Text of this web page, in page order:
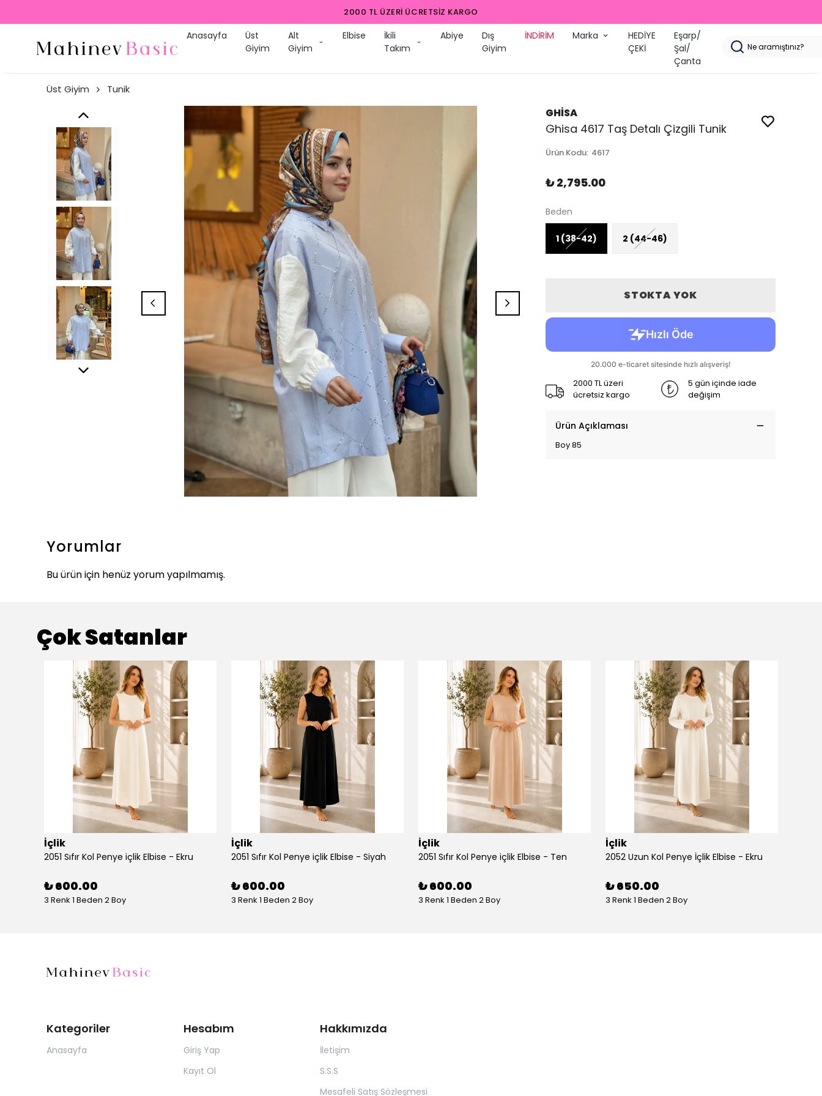
Anasayfa
Üst
Giyim
Alt
Giyim
Elbise
İkili
Takım
Abiye
Dış
Giyim
İNDİRİM Marka
HEDİYE
ÇEKİ
Eşarp/
Şal/
Çanta
Üst Giyim Tunik
GHİSA
Ghisa 4617 Taş Detalı Çizgili Tunik
Ürün Kodu: 4617
₺ 2,795.00
Beden
1 (38-42) 2 (44-46)
STOKTA YOK
2000 TL üzeri
ücretsiz kargo
5 gün içinde iade
değişim
Ürün Açıklaması
Boy 85
Yorumlar
Bu ürün için henüz yorum yapılmamış.
Çok Satanlar
İçlik
2051 Sıfır Kol Penye içlik Elbise - Ekru
₺ 600.00
3 Renk 1 Beden 2 Boy
İçlik
2051 Sıfır Kol Penye içlik Elbise - Siyah
₺ 600.00
3 Renk 1 Beden 2 Boy
İçlik
2051 Sıfır Kol Penye içlik Elbise - Ten
₺ 600.00
3 Renk 1 Beden 2 Boy
İçlik
2052 Uzun Kol Penye İçlik Elbise - Ekru
₺ 650.00
3 Renk 1 Beden 2 Boy
Kategoriler
Anasayfa
Hesabım
Giriş Yap
Kayıt Ol
Hakkımızda
İletişim
S.S.S
Mesafeli Satış Sözleşmesi